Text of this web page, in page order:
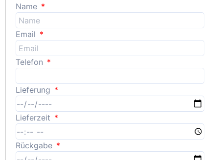
Name
Email
Telefon
Lieferung
Lieferzeit
Rückgabe